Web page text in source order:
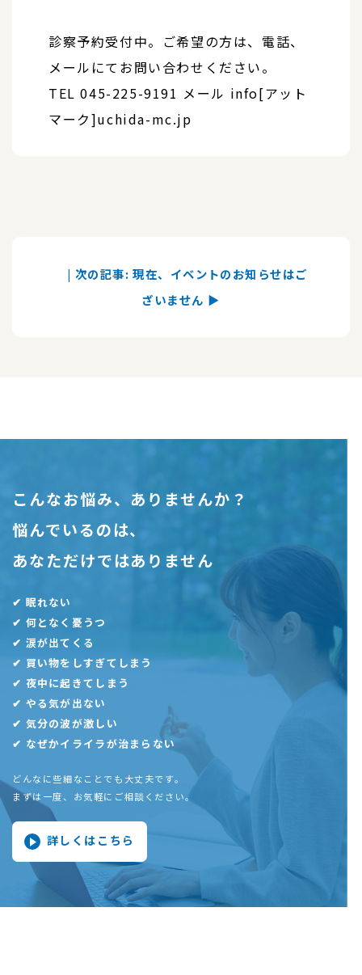
診察予約受付中。ご希望の方は、電話、
メールにてお問い合わせください。
TEL 045-225-9191 メール info[アット
マーク]uchida-mc.jp
| 次の記事: 現在、イベントのお知らせはご
ざいません ▶︎
こんなお悩み、ありませんか？
悩んでいるのは、
あなただけではありません
✔︎ 眠れない
✔︎ 何となく憂うつ
✔︎ 涙が出てくる
✔︎ 買い物をしすぎてしまう
✔︎ 夜中に起きてしまう
✔︎ やる気が出ない
✔︎ 気分の波が激しい
✔︎ なぜかイライラが治まらない
どんなに些細なことでも大丈夫です。
まずは一度、お気軽にご相談ください。
詳しくはこちら